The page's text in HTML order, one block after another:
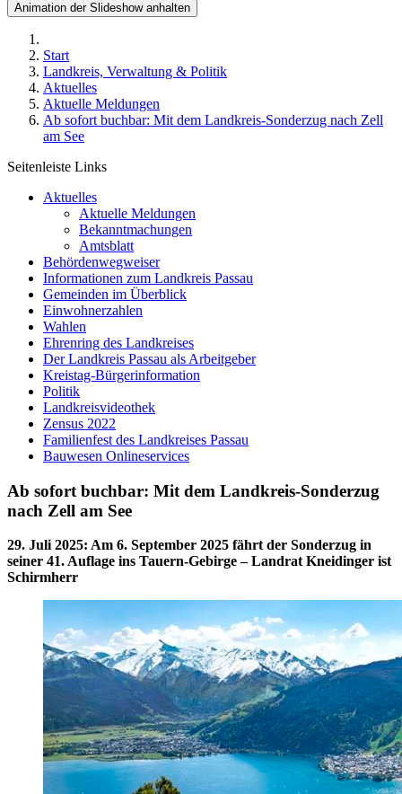
Animation der Slideshow anhalten
Start
Landkreis, Verwaltung & Politik
Aktuelles
Aktuelle Meldungen
Ab sofort buchbar: Mit dem Landkreis-Sonderzug nach Zell
am See
Seitenleiste Links
Aktuelles
Aktuelle Meldungen
Bekanntmachungen
Amtsblatt
Behördenwegweiser
Informationen zum Landkreis Passau
Gemeinden im Überblick
Einwohnerzahlen
Wahlen
Ehrenring des Landkreises
Der Landkreis Passau als Arbeitgeber
Kreistag-Bürgerinformation
Politik
Landkreisvideothek
Zensus 2022
Familienfest des Landkreises Passau
Bauwesen Onlineservices
Ab sofort buchbar: Mit dem Landkreis-Sonderzug
nach Zell am See
29. Juli 2025: Am 6. September 2025 fährt der Sonderzug in
seiner 41. Auflage ins Tauern-Gebirge – Landrat Kneidinger ist
Schirmherr